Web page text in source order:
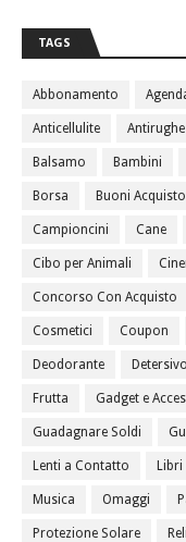
TAGS
Abbonamento
Anticellulite Antirughe
Balsamo Bambini
Borsa Buoni Acquisto
Campioncini Cane
Cibo per Animali
Concorso Con Acquisto
Cosmetici Coupon
Deodorante Detersivo
Frutta Gadget e
Guadagnare Soldi
Lenti a Contatto Libri
Musica Omaggi
Protezione Solare